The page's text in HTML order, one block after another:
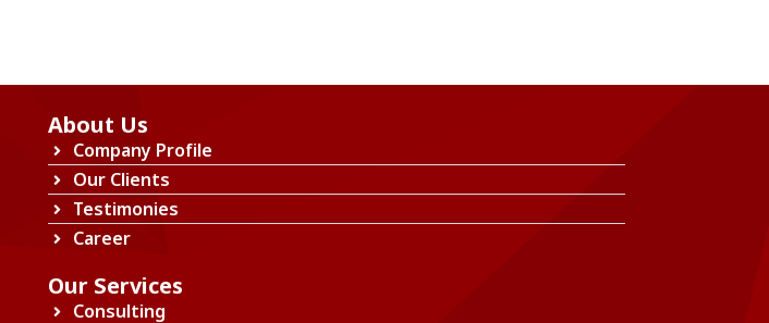
About Us
Company Profile
Our Clients
Testimonies
Career
Our Services
Consulting